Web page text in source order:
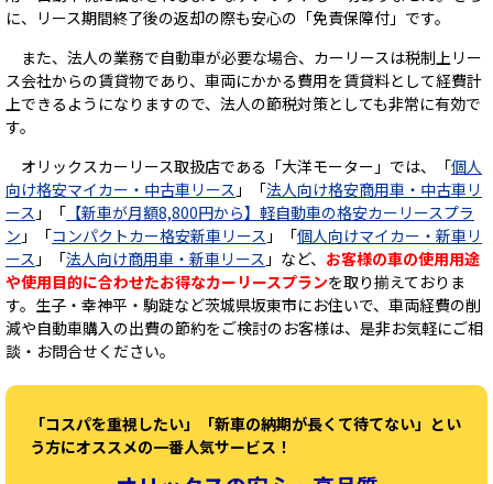
に、リース期間終了後の返却の際も安心の「免責保障付」です。
また、法人の業務で自動車が必要な場合、カーリースは税制上リー
ス会社からの賃貸物であり、車両にかかる費用を賃貸料として経費計
上できるようになりますので、法人の節税対策としても非常に有効で
す。
オリックスカーリース取扱店である「大洋モーター」では、「個人
向け格安マイカー・中古車リース 」「法人向け格安商用車・中古車リ
ース 」「 【新車が月額8,800円から】軽自動車の格安カーリースプラ
ン 」「コンパクトカー格安新車リース 」「個人向けマイカー・新車リ
ース 」「法人向け商用車・新車リース 」など、 お客様の車の使用用途
や使用目的に合わせたお得なカーリースプランを取り揃えておりま
す。生子・幸神平・駒跿など茨城県坂東市にお住いで、車両経費の削
減や自動車購入の出費の節約をご検討のお客様は、是非お気軽にご相
談・お問合せください。
「コスパを重視したい」「新車の納期が長くて待てない」とい
う方にオススメの一番人気サービス！